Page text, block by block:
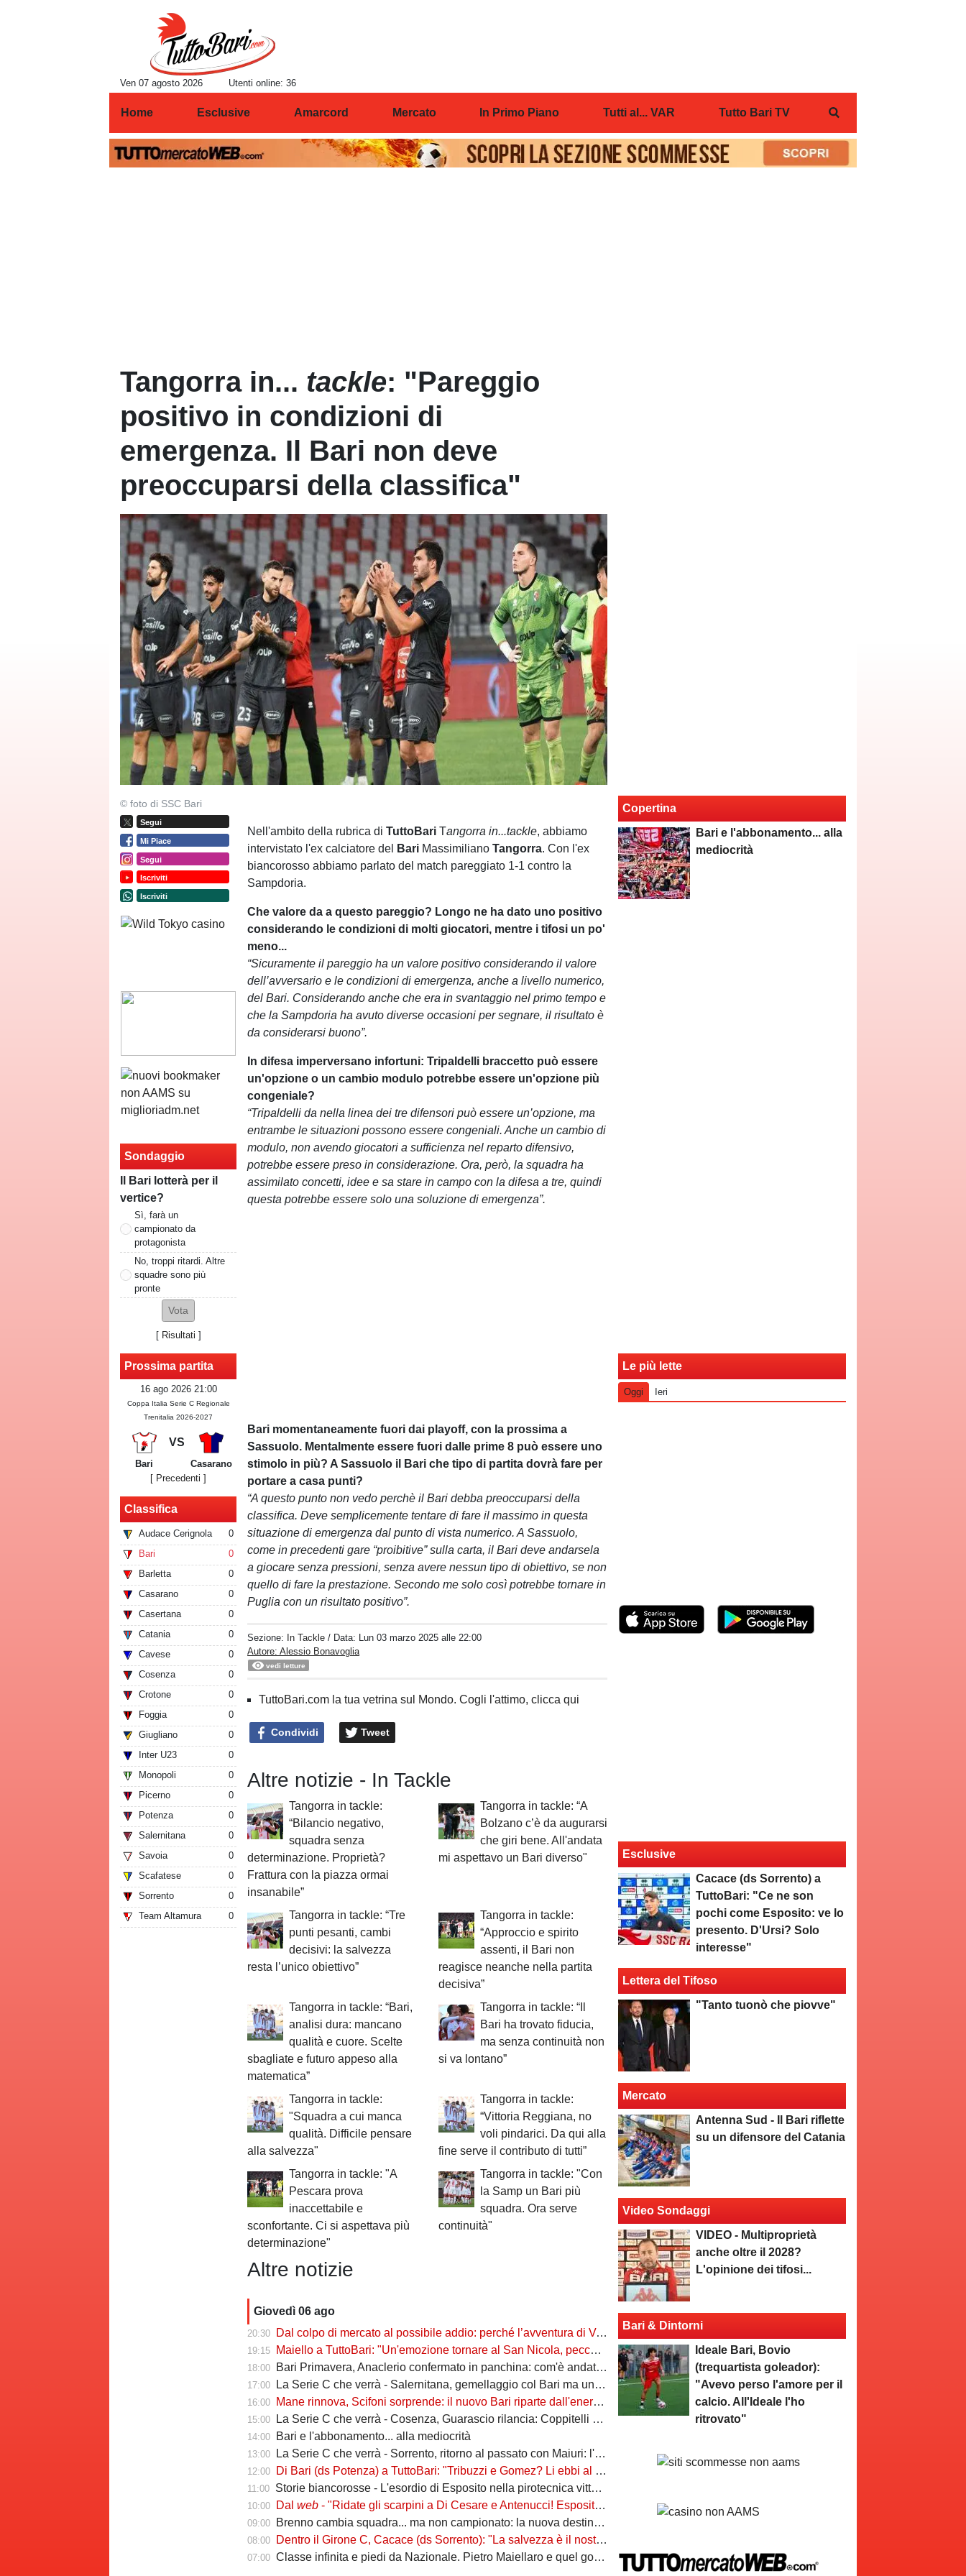
Ven 07 agosto 2026 Utenti online: 36
Home Esclusive Amarcord Mercato In Primo Piano Tutti al... VAR Tutto Bari TV
Tangorra in... tackle: "Pareggio
positivo in condizioni di
emergenza. Il Bari non deve
preoccuparsi della classifica"
© foto di SSC Bari
Segui
Mi Piace
Segui
Iscriviti
Iscriviti
Sondaggio
Il Bari lotterà per il
vertice?
Sì, farà un
campionato da
protagonista
No, troppi ritardi. Altre
squadre sono più
pronte
[ Risultati ]
Prossima partita
16 ago 2026 21:00
Coppa Italia Serie C Regionale
Trenitalia 2026-2027
VS
Bari
Casarano
[ Precedenti ]
Classifica
Audace Cerignola
0
Bari
0
Barletta
0
Casarano
0
Casertana
0
Catania
0
Cavese
0
Cosenza
0
Crotone
0
Foggia
0
Giugliano
0
Inter U23
0
Monopoli
0
Picerno
0
Potenza
0
Salernitana
0
Savoia
0
Scafatese
0
Sorrento
0
Team Altamura
0
Nell'ambito della rubrica diTuttoBariTangorra in...tackle, abbiamo
intervistato l'ex calciatore del
Bari MassimilianoTangorra. Con l'ex
biancorosso abbiamo parlato del match pareggiato 1-1 contro la
Sampdoria.
Che valore da a questo pareggio? Longo ne ha dato uno positivo
considerando le condizioni di molti giocatori, mentre i tifosi un po'
meno...
“Sicuramente il pareggio ha un valore positivo considerando il valore
dell’avversario e le condizioni di emergenza, anche a livello numerico,
del Bari. Considerando anche che era in svantaggio nel primo tempo e
che la Sampdoria ha avuto diverse occasioni per segnare, il risultato è
da considerarsi buono”.
In difesa imperversano infortuni: Tripaldelli braccetto può essere
un'opzione o un cambio modulo potrebbe essere un'opzione più
congeniale?
“Tripaldelli da nella linea dei tre difensori può essere un’opzione, ma
entrambe le situazioni possono essere congeniali. Anche un cambio di
modulo, non avendo giocatori a sufficienza nel reparto difensivo,
potrebbe essere preso in considerazione. Ora, però, la squadra ha
assimilato concetti, idee e sa stare in campo con la difesa a tre, quindi
questa potrebbe essere solo una soluzione di emergenza”.
Bari momentaneamente fuori dai playoff, con la prossima a
Sassuolo. Mentalmente essere fuori dalle prime 8 può essere uno
stimolo in più? A Sassuolo il Bari che tipo di partita dovrà fare per
portare a casa punti?
“A questo punto non vedo perchè il Bari debba preoccuparsi della
classifica. Deve semplicemente tentare di fare il massimo in questa
situazione di emergenza dal punto di vista numerico. A Sassuolo,
come in precedenti gare “proibitive” sulla carta, il Bari deve andarsela
a giocare senza pressioni, senza avere nessun tipo di obiettivo, se non
quello di fare la prestazione. Secondo me solo così potrebbe tornare in
Puglia con un risultato positivo”.
Sezione: In Tackle / Data: Lun 03 marzo 2025 alle 22:00
Autore: Alessio Bonavoglia
vedi letture
TuttoBari.com la tua vetrina sul Mondo. Cogli l'attimo, clicca qui
Condividi Tweet
Altre notizie - In Tackle
Tangorra in tackle:
“Bilancio negativo,
squadra senza
determinazione. Proprietà?
Frattura con la piazza ormai
insanabile”
Tangorra in tackle: “A
Bolzano c’è da augurarsi
che giri bene. All'andata
mi aspettavo un Bari diverso"
Tangorra in tackle: “Tre
punti pesanti, cambi
decisivi: la salvezza
resta l’unico obiettivo”
Tangorra in tackle:
“Approccio e spirito
assenti, il Bari non
reagisce neanche nella partita
decisiva”
Tangorra in tackle: “Bari,
analisi dura: mancano
qualità e cuore. Scelte
sbagliate e futuro appeso alla
matematica”
Tangorra in tackle: “Il
Bari ha trovato fiducia,
ma senza continuità non
si va lontano”
Tangorra in tackle:
"Squadra a cui manca
qualità. Difficile pensare
alla salvezza"
Tangorra in tackle:
“Vittoria Reggiana, no
voli pindarici. Da qui alla
fine serve il contributo di tutti”
Tangorra in tackle: "A
Pescara prova
inaccettabile e
sconfortante. Ci si aspettava più
determinazione"
Tangorra in tackle: "Con
la Samp un Bari più
squadra. Ora serve
continuità"
Altre notizie
Giovedì 06 ago
20:30 Dal colpo di mercato al possibile addio: perché l’avventura di Verreth al Bari non è mai davvero sbocciata
19:15 Maiello a TuttoBari: "Un'emozione tornare al San Nicola, peccato per il poco pubblico. Bari? Ben costruito"
18:00 Bari Primavera, Anaclerio confermato in panchina: com'è andata la scorsa stagione?
17:00 La Serie C che verrà - Salernitana, gemellaggio col Bari ma una sola missione: tornare subito in Serie B
16:00 Mane rinnova, Scifoni sorprende: il nuovo Bari riparte dall'energia verde
15:00 La Serie C che verrà - Cosenza, Guarascio rilancia: Coppitelli per riportare i lupi in Serie B
14:00 Bari e l'abbonamento... alla mediocrità
13:00 La Serie C che verrà - Sorrento, ritorno al passato con Maiuri: l'obiettivo è una salvezza senza affanni
12:00 Di Bari (ds Potenza) a TuttoBari: "Tribuzzi e Gomez? Li ebbi al Crotone. Alessio può fare più ruoli, Guido è una certezza"
11:00 Storie biancorosse - L'esordio di Esposito nella pirotecnica vittoria contro la Spal di De Rossi e Nainggolan
10:00 Dalweb - "Ridate gli scarpini a Di Cesare e Antenucci! Esposito? Forte, ma valorizziamo sempre giocatori del Napoli"
09:00 Brenno cambia squadra... ma non campionato: la nuova destinazione dell'ex Bari
08:00 Dentro il Girone C, Cacace (ds Sorrento): "La salvezza è il nostro scudetto, torniamo a casa dopo gennaio. Ecco la nostra forza"
07:00 Classe infinita e piedi da Nazionale. Pietro Maiellaro e quel gol da quaranta metri...
Copertina
Bari e l'abbonamento... alla
mediocrità
Le più lette
Oggi Ieri
Esclusive
Cacace (ds Sorrento) a
TuttoBari: "Ce ne son
pochi come Esposito: ve lo
presento. D'Ursi? Solo
interesse"
Lettera del Tifoso
"Tanto tuonò che piovve"
Mercato
Antenna Sud - Il Bari riflette
su un difensore del Catania
Video Sondaggi
VIDEO - Multiproprietà
anche oltre il 2028?
L'opinione dei tifosi...
Bari & Dintorni
Ideale Bari, Bovio
(trequartista goleador):
"Avevo perso l'amore per il
calcio. All'Ideale l'ho
ritrovato"